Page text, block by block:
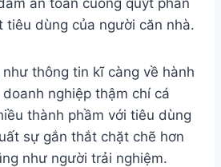
tiêu dùng của người căn nhà.
thông tin kĩ càng về hành
nghiệp thậm chí cá
thành phầm với tiêu dùng
sự gắn thắt chặt chẽ hơn
như người trải nghiệm.